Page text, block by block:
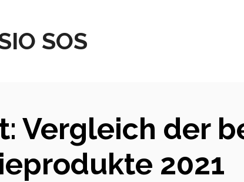
SOS
Vergleich der
2021